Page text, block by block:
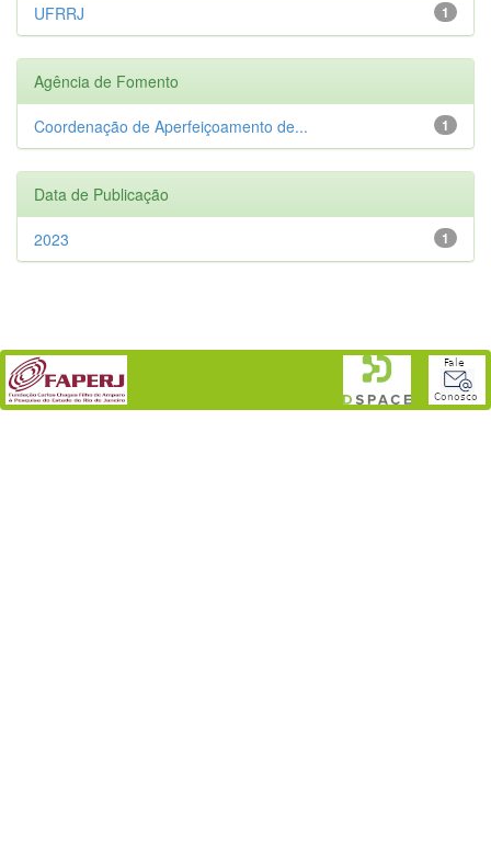
1
UFRRJ
Agência de Fomento
1
Coordenação de Aperfeiçoamento de...
Data de Publicação
1
2023